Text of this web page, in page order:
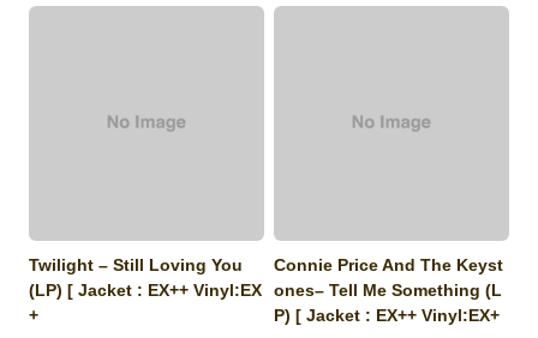
Twilight ‎– Still Loving You
(LP) [ Jacket : EX++ Vinyl:EX
+
Connie Price And The Keyst
ones‎– Tell Me Something (L
P) [ Jacket : EX++ Vinyl:EX+